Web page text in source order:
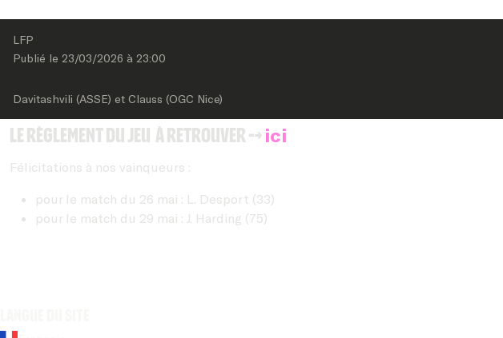
LFP
Publié le 23/03/2026 à 23:00
Davitashvili (ASSE) et Clauss (OGC Nice)
Le règlement du jeu à retrouver -->ici
Félicitations à nos vainqueurs :
pour le match du 26 mai : L. Desport (33)
pour le match du 29 mai : J. Harding (75)